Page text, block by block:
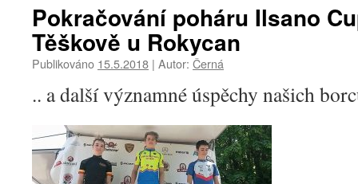
Pokračování poháru Ilsano
Těškově u Rokycan
Publikováno 15.5.2018 | Autor: Černá
.. a další významné úspěchy našich